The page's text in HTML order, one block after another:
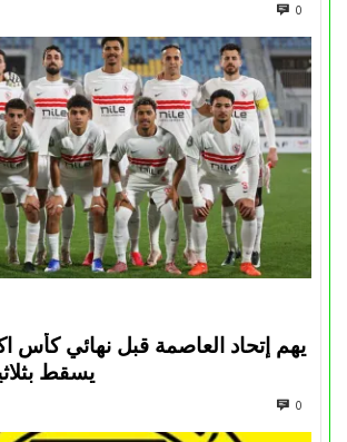
0
يهم إتحاد العاصمة قبل نهائي كأس
0